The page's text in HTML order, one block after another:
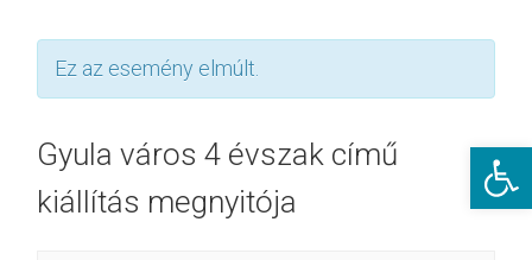
Ez az esemény elmúlt.
Gyula város 4 évszak című
kiállítás megnyitója